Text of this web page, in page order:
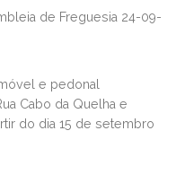
de Freguesia 24-09-
e pedonal
Cabo da Quelha e
do dia 15 de setembro